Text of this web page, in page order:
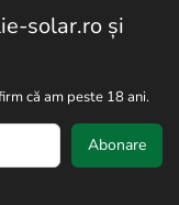
solar.ro și
că am peste 18 ani.
Abonare